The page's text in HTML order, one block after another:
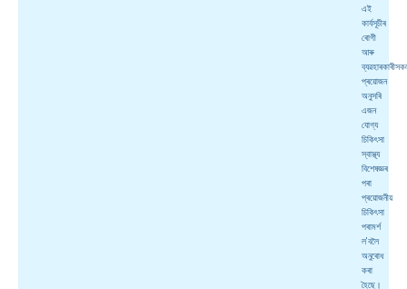
এই
কাৰ্যসূচীৰ
ৰোগী
আৰু
প্ৰয়োজন
অনুসৰি
এজন
যোগ্য
চিকিৎসা
স্বাস্থ্য
বিশেষজ্ঞৰ
পৰা
প্ৰয়োজনীয়
চিকিৎসা
পৰামৰ্শ
ল'বলৈ
অনুৰোধ
কৰা
হৈছে।